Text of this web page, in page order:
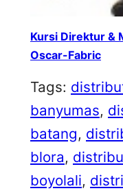
Kursi Direktur &
Oscar-Fabric
Tags:
banyumas,
batang,
blora,
boyolali,